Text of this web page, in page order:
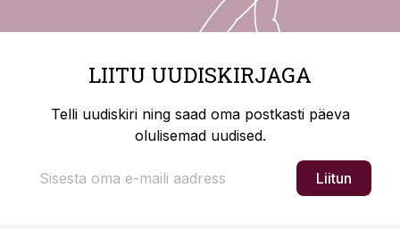
LIITU UUDISKIRJAGA
Telli uudiskiri ning saad oma postkasti päeva
olulisemad uudised.
Liitun